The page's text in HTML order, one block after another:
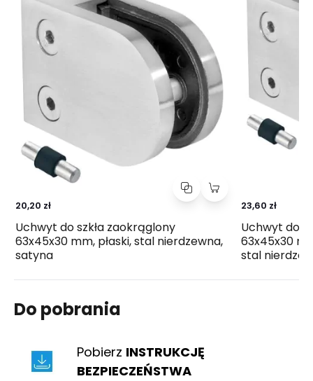
20,20 zł
Uchwyt do szkła zaokrąglony
63x45x30 mm, płaski, stal nierdzewna,
satyna
23,60 zł
Uchwyt do
63x45x30
stal
Do pobrania
Pobierz INSTRUKCJĘ
BEZPIECZEŃSTWA